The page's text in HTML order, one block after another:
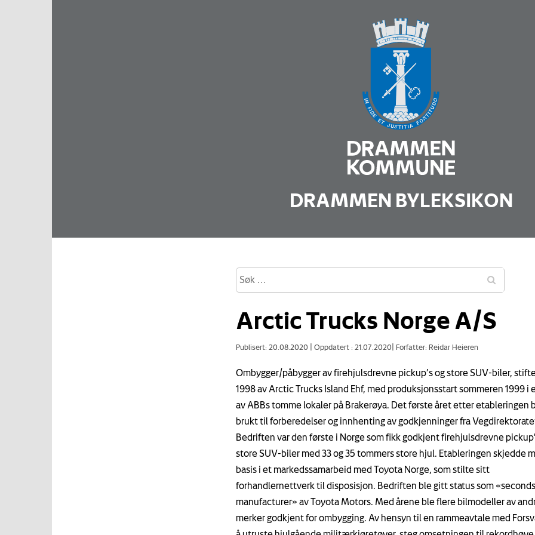
DRAMMEN BYLEKSIKON
Arctic Trucks Norge A/S
Publisert: 20.08.2020 Oppdatert : 21.07.2020 Forfatter: Reidar Heieren
Ombygger/påbygger av firehjulsdrevne pickup’s og store SUV-biler,
1998 av Arctic Trucks Island Ehf, med produksjonsstart sommeren 1999 i
av ABBs tomme lokaler på Brakerøya. Det første året etter etableringen
brukt til forberedelser og innhenting av godkjenninger fra
Bedriften var den første i Norge som fikk godkjent firehjulsdrevne
store SUV-biler med 33 og 35 tommers store hjul. Etableringen skjedde
basis i et markedssamarbeid med Toyota Norge, som stilte sitt
forhandlernettverk til disposisjon. Bedriften ble gitt status som
manufacturer» av Toyota Motors. Med årene ble flere bilmodeller av
merker godkjent for ombygging. Av hensyn til en rammeavtale med